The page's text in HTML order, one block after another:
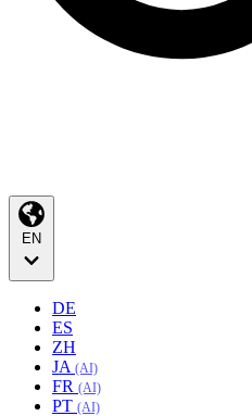
EN
DE
ES
ZH
JA (AI)
FR (AI)
PT (AI)